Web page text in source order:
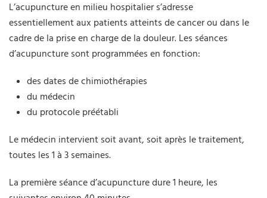
L’acupuncture en milieu hospitalier s’adresse
essentiellement aux patients atteints de cancer ou dans le
cadre de la prise en charge de la douleur. Les séances
d’acupuncture sont programmées en fonction:
des dates de chimiothérapies
du médecin
du protocole préétabli
Le médecin intervient soit avant, soit après le traitement,
toutes les 1 à 3 semaines.
La première séance d’acupuncture dure 1 heure, les